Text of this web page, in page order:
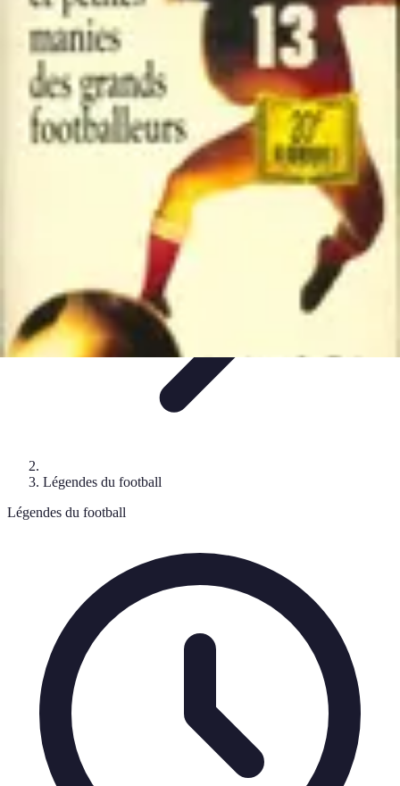
Biographies Football
Biographies Inspirantes
EmblématiquesBiographies Biographies InfluentesBiographies
Légendaires
Biographies Football
Légendes du football
Légendes du football